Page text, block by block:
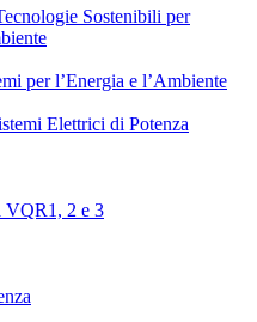
Sostenibili per
per l’Energia e l’Ambiente
Elettrici di Potenza
VQR1, 2 e 3